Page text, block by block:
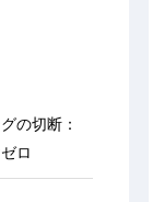
の切断：
ロ